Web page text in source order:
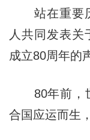
站在重要历
人共同发表关
成立80周年的
80年前，世
合国应运而生